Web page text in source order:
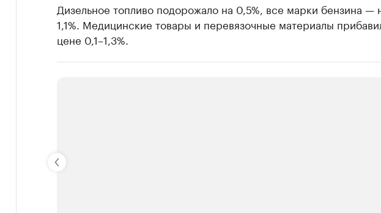
Дизельное топливо подорожало на 0,5%, все марки бензина —
1,1%. Медицинские товары и перевязочные материалы
цене 0,1–1,3%.